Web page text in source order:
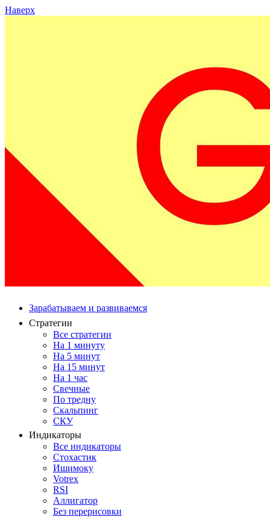
Наверх
Зарабатываем и развиваемся
Стратегии
Все стратегии
На 1 минуту
На 5 минут
На 15 минут
На 1 час
Свечные
По тредну
Скальпинг
СКУ
Индикаторы
Все индикаторы
Стохастик
Ишимоку
Votrex
RSI
Аллигатор
Без перерисовки